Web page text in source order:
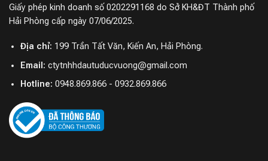
Giấy phép kinh doanh số 0202291168 do Sở KH&ĐT Thành phố
Hải Phòng cấp ngày 07/06/2025.
Địa chỉ: 199 Trần Tất Văn, Kiến An, Hải Phòng.
Email: ctytnhhdautuducvuong@gmail.com
Hotline: 0948.869.866 - 0932.869.866